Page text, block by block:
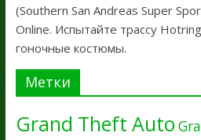
(Southern San Andreas Super
Online. Испытайте трассу
гоночные костюмы.
Метки
Grand Theft Auto